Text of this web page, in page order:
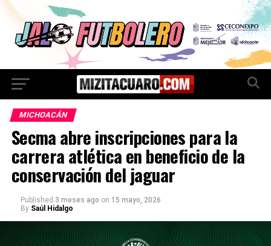
MICHOACÁN
Secma abre inscripciones para la
carrera atlética en beneficio de la
conservación del jaguar
Published 3 meses ago on 15 mayo, 2026
By Saúl Hidalgo